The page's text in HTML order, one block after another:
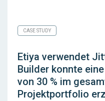
CASE STUDY
Etiya verwendet
Builder konnte
von 30 % im
Projektportfolio